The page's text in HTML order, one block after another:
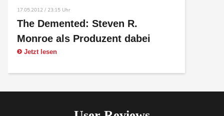
17.05.2012 / 23:15 Uhr
The Demented: Steven R.
Monroe als Produzent dabei
Jetzt lesen